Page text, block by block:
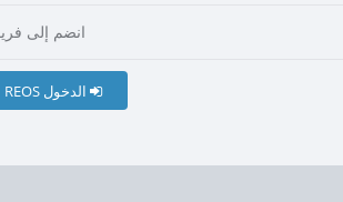
انضم إلى